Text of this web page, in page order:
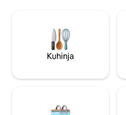
perilicu rublja, kuhinjski pribor/
suncobran, ležaljke za plažu i 2
Kuhinja